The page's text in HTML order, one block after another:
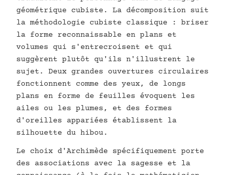
géométrique cubiste. La décomposition suit
la méthodologie cubiste classique : briser
la forme reconnaissable en plans et
volumes qui s'entrecroisent et qui
suggèrent plutôt qu'ils n'illustrent le
sujet. Deux grandes ouvertures circulaires
fonctionnent comme des yeux, de longs
plans en forme de feuilles évoquent les
ailes ou les plumes, et des formes
d'oreilles appariées établissent la
silhouette du hibou.
Le choix d'Archimède spécifiquement porte
des associations avec la sagesse et la